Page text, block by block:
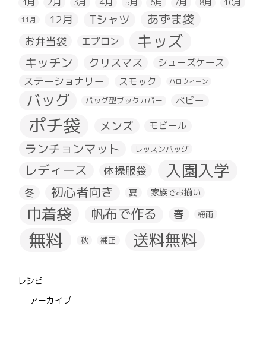
1月 2月 3月 4月 5月 6月 7月 8月 10月
11月 12月 Tシャツ あずま袋
お弁当袋 エプロン キッズ
キッチン クリスマス シューズケース
ステーショナリー スモック ハロウィーン
バッグ バッグ型ブックカバー ベビー
ポチ袋 メンズ モビール
ランチョンマット レッスンバッグ
レディース 体操服袋 入園入学
冬 初心者向き 夏 家族でお揃い
巾着袋 帆布で作る 春 梅雨
無料 秋 補正 送料無料
レシピ
アーカイブ